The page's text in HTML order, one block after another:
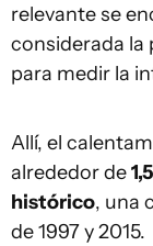
relevante se
considerada la
para medir la
Allí, el
alrededor de
histórico, una
de 1997 y 2015.